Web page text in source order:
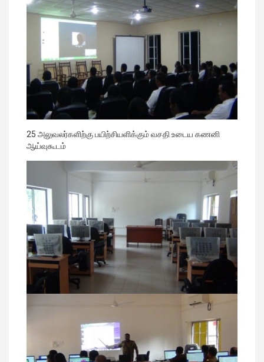
25 அலுவலர்களிற்கு பயிற்சியளிக்கும் வசதி உடைய கணனி
ஆய்வுகூடம்